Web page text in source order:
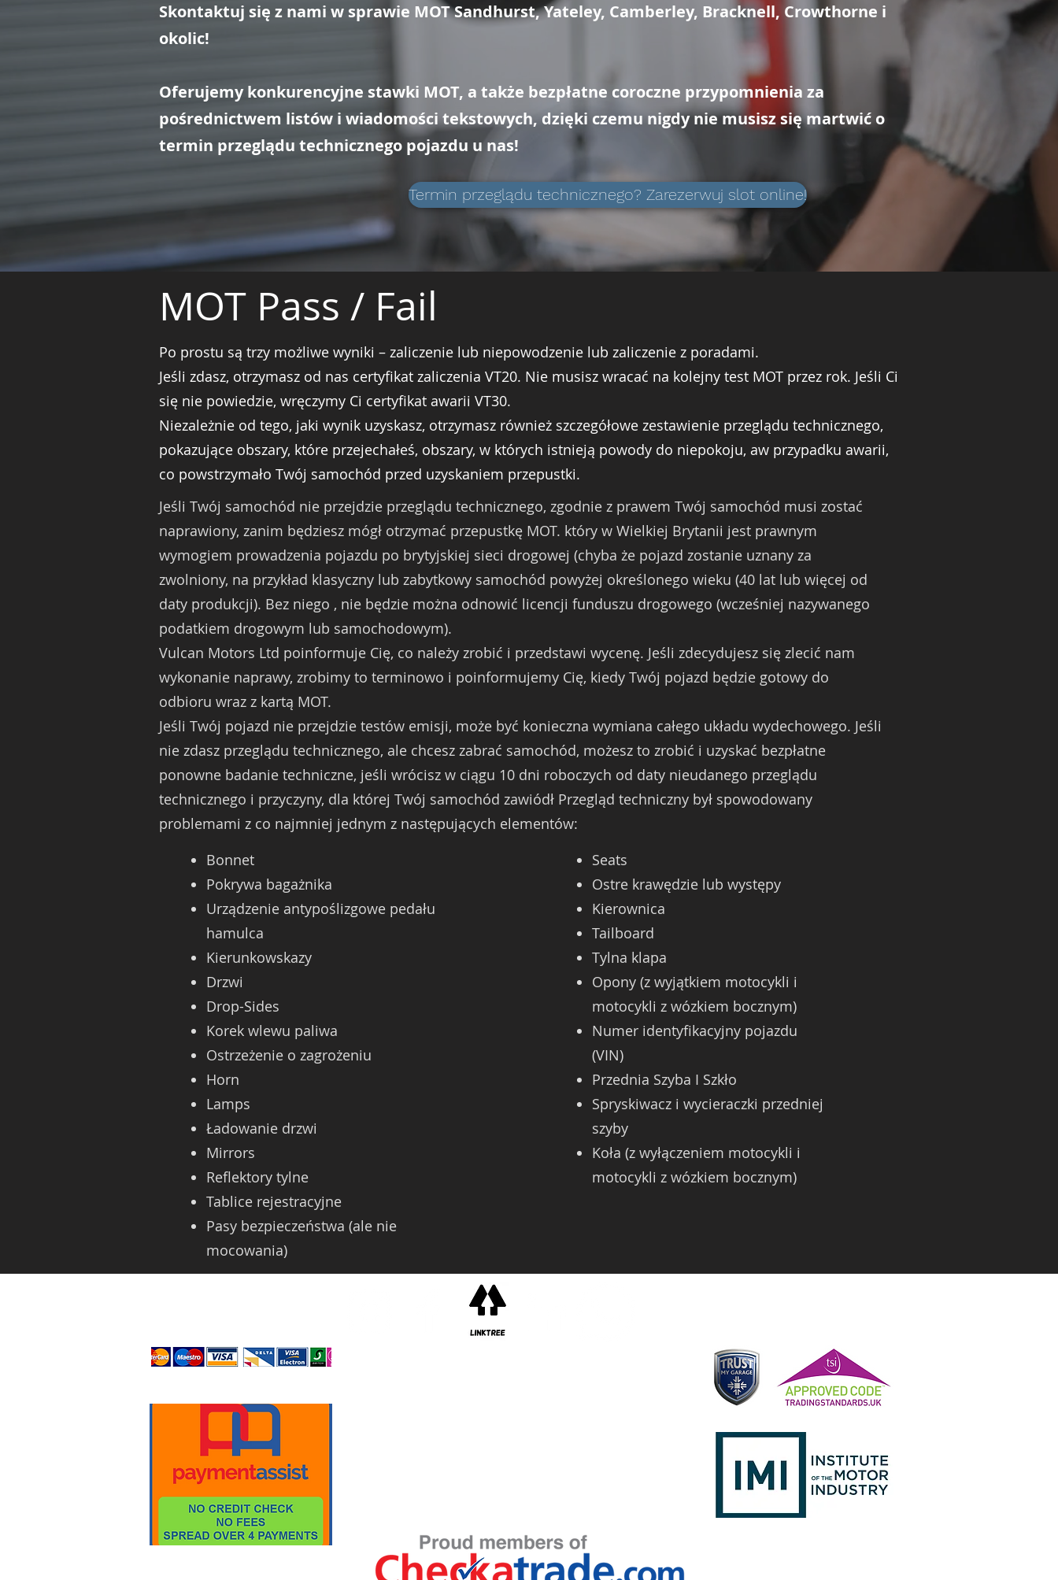
Skontaktuj się z nami w sprawie MOT Sandhurst, Yateley, Camberley, Bracknell, Crowthorne i
okolic!
Oferujemy konkurencyjne stawki MOT, a także bezpłatne coroczne przypomnienia za
pośrednictwem listów i wiadomości tekstowych, dzięki czemu nigdy nie musisz się martwić o
termin przeglądu technicznego pojazdu u nas!
Termin przeglądu technicznego? Zarezerwuj slot online!
Po prostu są trzy możliwe wyniki – zaliczenie lub niepowodzenie lub zaliczenie z poradami.
Jeśli zdasz, otrzymasz od nas certyfikat zaliczenia VT20. Nie musisz wracać na kolejny test MOT przez rok. Jeśli Ci
się nie powiedzie, wręczymy Ci certyfikat awarii VT30.
Niezależnie od tego, jaki wynik uzyskasz, otrzymasz również szczegółowe zestawienie przeglądu technicznego,
pokazujące obszary, które przejechałeś, obszary, w których istnieją powody do niepokoju, aw przypadku awarii,
co powstrzymało Twój samochód przed uzyskaniem przepustki.
MOT Pass / Fail
Jeśli Twój samochód nie przejdzie przeglądu technicznego, zgodnie z prawem Twój samochód musi zostać
naprawiony, zanim będziesz mógł otrzymać przepustkę MOT. który w Wielkiej Brytanii jest prawnym
wymogiem prowadzenia pojazdu po brytyjskiej sieci drogowej (chyba że pojazd zostanie uznany za
zwolniony, na przykład klasyczny lub zabytkowy samochód powyżej określonego wieku (40 lat lub więcej od
daty produkcji). Bez niego , nie będzie można odnowić licencji funduszu drogowego (wcześniej nazywanego
podatkiem drogowym lub samochodowym).
Vulcan Motors Ltd poinformuje Cię, co należy zrobić i przedstawi wycenę. Jeśli zdecydujesz się zlecić nam
wykonanie naprawy, zrobimy to terminowo i poinformujemy Cię, kiedy Twój pojazd będzie gotowy do
odbioru wraz z kartą MOT.
Jeśli Twój pojazd nie przejdzie testów emisji, może być konieczna wymiana całego układu wydechowego. Jeśli
nie zdasz przeglądu technicznego, ale chcesz zabrać samochód, możesz to zrobić i uzyskać bezpłatne
ponowne badanie techniczne, jeśli wrócisz w ciągu 10 dni roboczych od daty nieudanego przeglądu
technicznego i przyczyny, dla której Twój samochód zawiódł Przegląd techniczny był spowodowany
problemami z co najmniej jednym z następujących elementów:
Bonnet
Pokrywa bagażnika
Urządzenie antypoślizgowe pedału
hamulca
Kierunkowskazy
Drzwi
Drop-Sides
Korek wlewu paliwa
Ostrzeżenie o zagrożeniu
Horn
Lamps
Ładowanie drzwi
Mirrors
Reflektory tylne
Tablice rejestracyjne
Pasy bezpieczeństwa (ale nie
mocowania)
Seats
Ostre krawędzie lub występy
Kierownica
Tailboard
Tylna klapa
Opony (z wyjątkiem motocykli i
motocykli z wózkiem bocznym)
Numer identyfikacyjny pojazdu
(VIN)
Przednia Szyba I Szkło
Spryskiwacz i wycieraczki przedniej
szyby
Koła (z wyłączeniem motocykli i
motocykli z wózkiem bocznym)